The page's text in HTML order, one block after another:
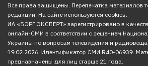
Все права защищены. Перепечатка материалов
редакции. На сайте используются cookies.
ИА «БОРГ.ЭКСПЕРТ» зарегистрировано в
онлайн-СМИ в соответствии с решением
Украины по вопросам телевидения и
19.02.2026. Идентификатор СМИ R40-06939.
предназначены для лиц старше 21 года.